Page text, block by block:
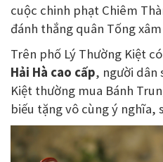
cuộc chinh phạt Chiêm
đánh thắng quân Tống
Trên phố Lý Thường Kiệt có
Hải Hà cao cấp, người dân
Kiệt thường mua Bánh
biếu tặng vô cùng ý nghĩa,